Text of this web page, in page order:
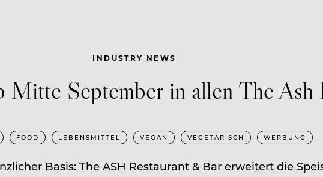
INDUSTRY NEWS
Mitte September in allen The Ash
FOOD LEBENSMITTEL VEGAN VEGETARISCH WERBUNG
Basis: The ASH Restaurant & Bar erweitert die